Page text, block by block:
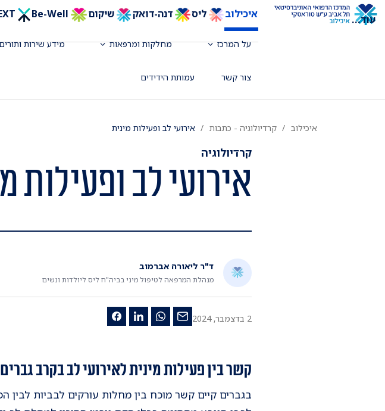
איכילוב ליס דנה-דואק שיקום Be-Well
על המרכז מחלקות ומרפאות מידע שירות
צור קשר עמותת הידידים
עוד...
איכילוב קרדיולוגיה - כתבות אירועי לב ופעילות מינית
קרדיולוגיה
אירועי לב ופעילות
ד"ר ליאורה אברמוב
מנהלת המרפאה לטיפול מיני בביה"ח ליס ליולדות ונשים
2 בדצמבר, 2024
קשר בין פעילות מינית לאירועי לב בקרב גברים